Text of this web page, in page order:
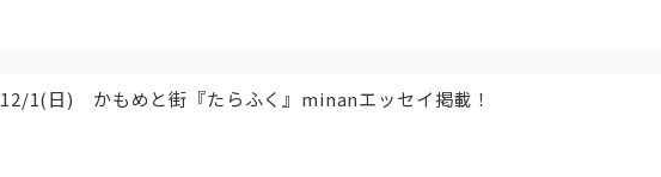
12/1(日) かもめと街『たらふく』minanエッセイ掲載！